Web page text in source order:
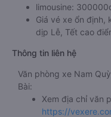
limousine:
Giá vé xe ổn
dịp Lễ, Tết cao
Thông tin liên hệ
Văn phòng xe Nam
Bài:
Xem địa chỉ văn
https://